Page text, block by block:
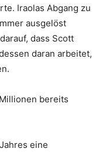
Iraolas Abgang zu
ausgelöst
dass Scott
daran arbeitet,
bereits
eine